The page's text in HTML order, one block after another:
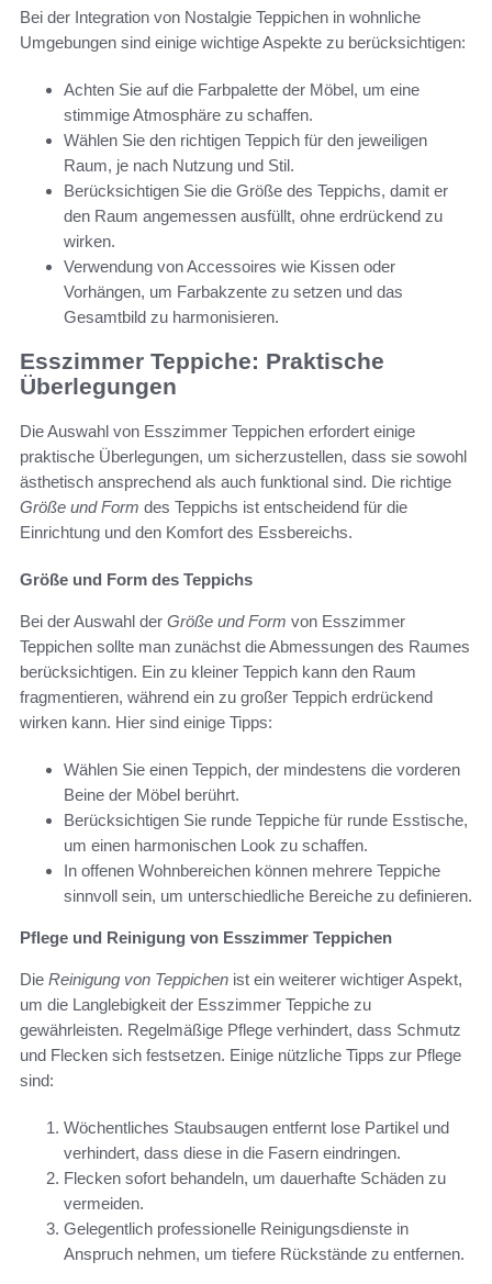
Bei der Integration von Nostalgie Teppichen in wohnliche
Umgebungen sind einige wichtige Aspekte zu berücksichtigen:
Achten Sie auf die Farbpalette der Möbel, um eine
stimmige Atmosphäre zu schaffen.
Wählen Sie den richtigen Teppich für den jeweiligen
Raum, je nach Nutzung und Stil.
Berücksichtigen Sie die Größe des Teppichs, damit er
den Raum angemessen ausfüllt, ohne erdrückend zu
wirken.
Verwendung von Accessoires wie Kissen oder
Vorhängen, um Farbakzente zu setzen und das
Gesamtbild zu harmonisieren.
Esszimmer Teppiche: Praktische
Überlegungen
Die Auswahl von Esszimmer Teppichen erfordert einige
praktische Überlegungen, um sicherzustellen, dass sie sowohl
ästhetisch ansprechend als auch funktional sind. Die richtige
Größe und Form des Teppichs ist entscheidend für die
Einrichtung und den Komfort des Essbereichs.
Größe und Form des Teppichs
Bei der Auswahl der Größe und Form von Esszimmer
Teppichen sollte man zunächst die Abmessungen des Raumes
berücksichtigen. Ein zu kleiner Teppich kann den Raum
fragmentieren, während ein zu großer Teppich erdrückend
wirken kann. Hier sind einige Tipps:
Wählen Sie einen Teppich, der mindestens die vorderen
Beine der Möbel berührt.
Berücksichtigen Sie runde Teppiche für runde Esstische,
um einen harmonischen Look zu schaffen.
In offenen Wohnbereichen können mehrere Teppiche
sinnvoll sein, um unterschiedliche Bereiche zu definieren.
Pflege und Reinigung von Esszimmer Teppichen
Die Reinigung von Teppichen ist ein weiterer wichtiger Aspekt,
um die Langlebigkeit der Esszimmer Teppiche zu
gewährleisten. Regelmäßige Pflege verhindert, dass Schmutz
und Flecken sich festsetzen. Einige nützliche Tipps zur Pflege
sind:
Wöchentliches Staubsaugen entfernt lose Partikel und
verhindert, dass diese in die Fasern eindringen.
Flecken sofort behandeln, um dauerhafte Schäden zu
vermeiden.
Gelegentlich professionelle Reinigungsdienste in
Anspruch nehmen, um tiefere Rückstände zu entfernen.